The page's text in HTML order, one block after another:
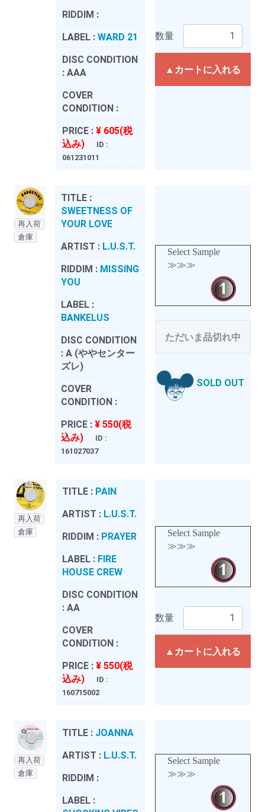
RIDDIM :
LABEL : WARD 21
DISC CONDITION
: AAA
COVER
CONDITION :
PRICE : ¥ 605(税
込み)
ID :
061231011
数量
▲カートに入れる
再入荷
倉庫
TITLE :
SWEETNESS OF
YOUR LOVE
ARTIST : L.U.S.T.
RIDDIM : MISSING
YOU
LABEL :
BANKELUS
DISC CONDITION
: A (ややセンター
ズレ)
COVER
CONDITION :
PRICE : ¥ 550(税
込み)
ID :
161027037
Select Sample
≫≫≫
ただいま品切れ中
SOLD OUT
再入荷
倉庫
TITLE : PAIN
ARTIST : L.U.S.T.
RIDDIM : PRAYER
LABEL : FIRE
HOUSE CREW
DISC CONDITION
: AA
COVER
CONDITION :
PRICE : ¥ 550(税
込み)
ID :
160715002
Select Sample
≫≫≫
数量
▲カートに入れる
再入荷
倉庫
TITLE : JOANNA
ARTIST : L.U.S.T.
RIDDIM :
LABEL :
Select Sample
≫≫≫